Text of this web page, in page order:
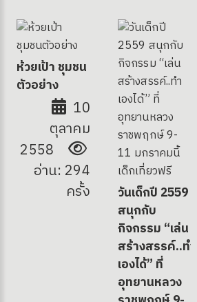
ห้วยเป้า ชุมชน
ตัวอย่าง
10
ตุลาคม
2558
อ่าน: 294
ครั้ง
วันเด็กปี 2559
สนุกกับ
กิจกรรม “เล่น
สร้างสรรค์..ทำ
เองได้” ที่
อุทยานหลวง